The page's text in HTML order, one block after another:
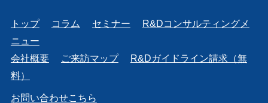
トップ コラム セミナー
R&Dコンサルティングメ
ニュー
会社概要
ご来訪マップ
R&Dガイドライン請求（無
料）
お問い合わせこちら